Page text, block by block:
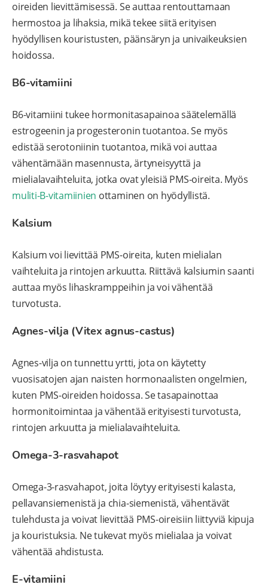
oireiden lievittämisessä. Se auttaa rentouttamaan
hermostoa ja lihaksia, mikä tekee siitä erityisen
hyödyllisen kouristusten, päänsäryn ja univaikeuksien
hoidossa.
B6-vitamiini
B6-vitamiini tukee hormonitasapainoa säätelemällä
estrogeenin ja progesteronin tuotantoa. Se myös
edistää serotoniinin tuotantoa, mikä voi auttaa
vähentämään masennusta, ärtyneisyyttä ja
mielialavaihteluita, jotka ovat yleisiä PMS-oireita. Myös
muliti-B-vitamiinien ottaminen on hyödyllistä.
Kalsium
Kalsium voi lievittää PMS-oireita, kuten mielialan
vaihteluita ja rintojen arkuutta. Riittävä kalsiumin saanti
auttaa myös lihaskramppeihin ja voi vähentää
turvotusta.
Agnes-vilja (Vitex agnus-castus)
Agnes-vilja on tunnettu yrtti, jota on käytetty
vuosisatojen ajan naisten hormonaalisten ongelmien,
kuten PMS-oireiden hoidossa. Se tasapainottaa
hormonitoimintaa ja vähentää erityisesti turvotusta,
rintojen arkuutta ja mielialavaihteluita.
Omega-3-rasvahapot
Omega-3-rasvahapot, joita löytyy erityisesti kalasta,
pellavansiemenistä ja chia-siemenistä, vähentävät
tulehdusta ja voivat lievittää PMS-oireisiin liittyviä kipuja
ja kouristuksia. Ne tukevat myös mielialaa ja voivat
vähentää ahdistusta.
E-vitamiini